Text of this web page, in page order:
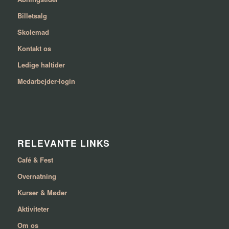
Billetsalg
Skolemad
Kontakt os
Ledige haltider
Medarbejder-login
RELEVANTE LINKS
Café & Fest
Overnatning
Kurser & Møder
Aktiviteter
Om os